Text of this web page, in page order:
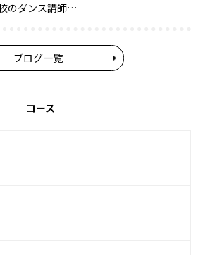
のダンス講師…
ブログ一覧
コース